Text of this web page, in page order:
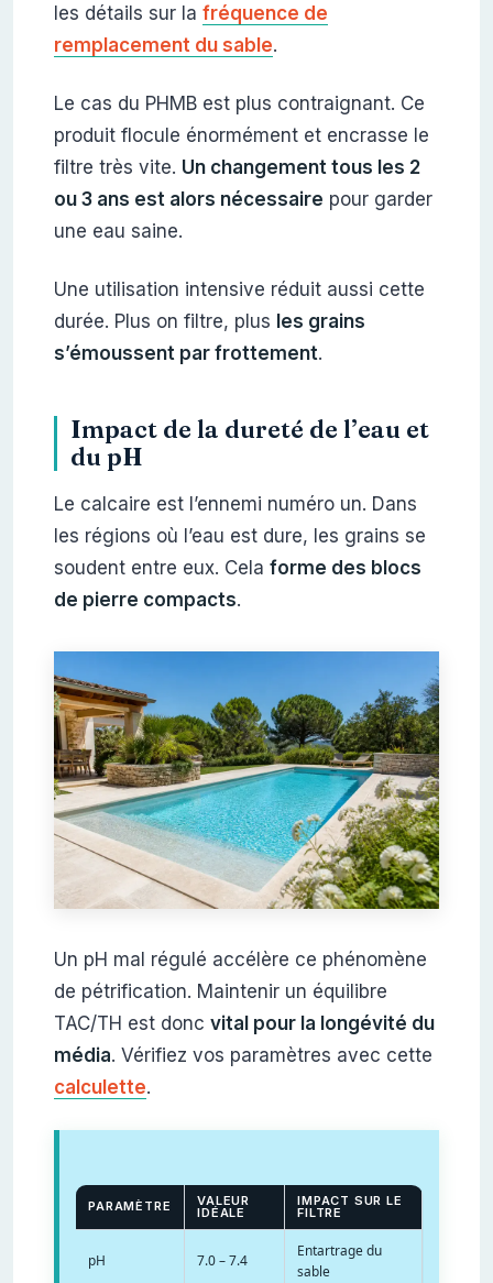
les détails sur la fréquence de
remplacement du sable.
Le cas du PHMB est plus contraignant. Ce
produit flocule énormément et encrasse le
filtre très vite. Un changement tous les 2
ou 3 ans est alors nécessaire pour garder
une eau saine.
Une utilisation intensive réduit aussi cette
durée. Plus on filtre, plus les grains
s’émoussent par frottement.
Impact de la dureté de l’eau et
du pH
Le calcaire est l’ennemi numéro un. Dans
les régions où l’eau est dure, les grains se
soudent entre eux. Cela forme des blocs
de pierre compacts.
Un pH mal régulé accélère ce phénomène
de pétrification. Maintenir un équilibre
TAC/TH est donc vital pour la longévité du
média. Vérifiez vos paramètres avec cette
calculette.
PARAMÈTRE VALEUR
IDÉALE
IMPACT SUR LE
FILTRE
pH 7.0 – 7.4
Entartrage du
sable